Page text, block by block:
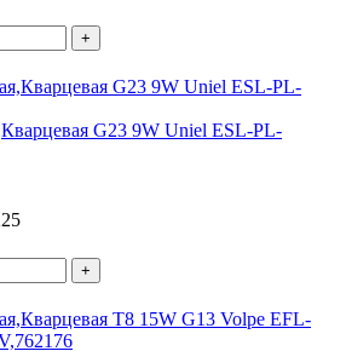
+
G23 9W Uniel ESL-PL-
+